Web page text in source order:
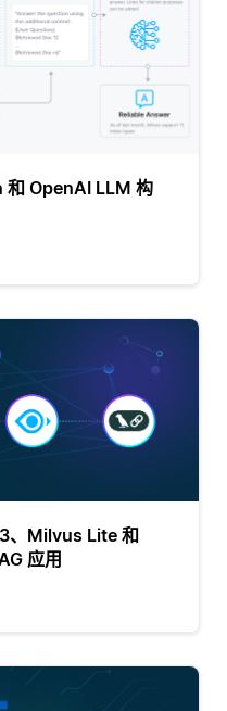
OpenAI LLM 构
、Milvus Lite 和
应用